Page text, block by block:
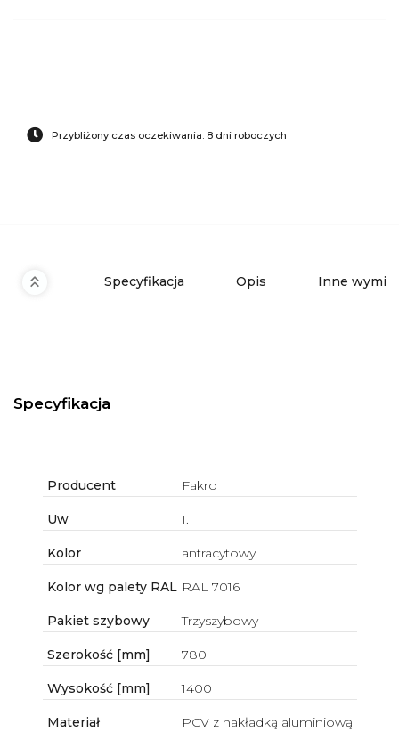
Przybliżony czas oczekiwania: 8 dni roboczych
Specyfikacja Opis Inne
Specyfikacja
Producent Fakro
Uw 1.1
Kolor antracytowy
Kolor wg palety RAL RAL 7016
Pakiet szybowy Trzyszybowy
Szerokość [mm] 780
Wysokość [mm] 1400
Materiał PCV z nakładką aluminiową